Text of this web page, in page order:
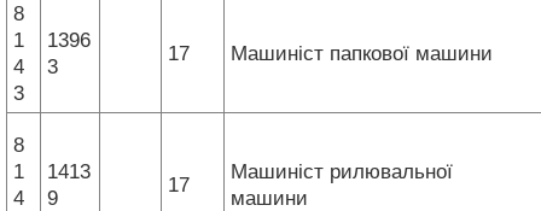
8
1
4
3
1396
3
17 Машиніст папкової машини
8
1
4
1413
9
17
Машиніст рилювальної
машини